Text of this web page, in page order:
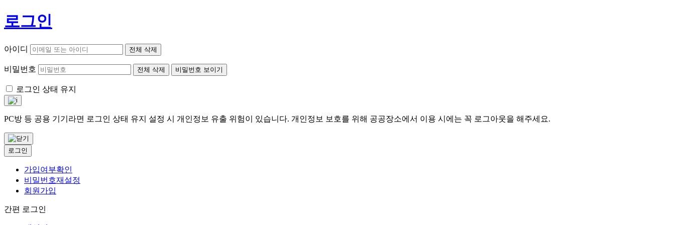
로그인
아이디 전체 삭제
비밀번호 전체 삭제 비밀번호 보이기
로그인 상태 유지
PC방 등 공용 기기라면 로그인 상태 유지 설정 시 개인정보 유출 위험이 있습니다. 개인정보 보호를 위해 공공장소에서 이용 시에는 꼭 로그아웃을 해주세요.
로그인
가입여부확인
비밀번호재설정
회원가입
간편 로그인